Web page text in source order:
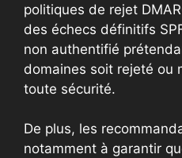
politiques de rejet
des échecs définitifs
non authentifié
domaines soit rejeté ou
toute sécurité.
De plus, les
notamment à garantir